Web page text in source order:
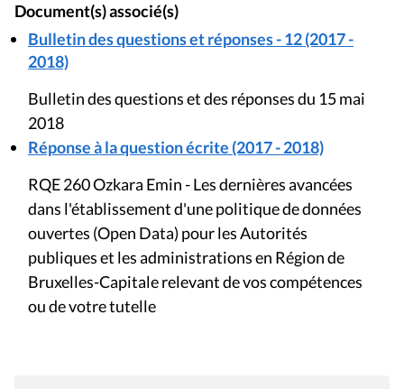
Document(s) associé(s)
Bulletin des questions et réponses - 12 (2017 -
2018)
Bulletin des questions et des réponses du 15 mai
2018
Réponse à la question écrite (2017 - 2018)
RQE 260 Ozkara Emin - Les dernières avancées
dans l'établissement d'une politique de données
ouvertes (Open Data) pour les Autorités
publiques et les administrations en Région de
Bruxelles-Capitale relevant de vos compétences
ou de votre tutelle